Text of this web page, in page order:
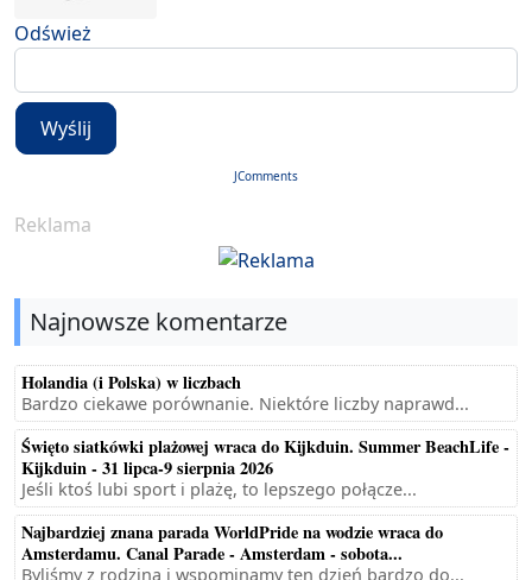
Odśwież
Wyślij
JComments
Reklama
Najnowsze komentarze
Holandia (i Polska) w liczbach
Bardzo ciekawe porównanie. Niektóre liczby naprawd...
Święto siatkówki plażowej wraca do Kijkduin. Summer BeachLife -
Kijkduin - 31 lipca-9 sierpnia 2026
Jeśli ktoś lubi sport i plażę, to lepszego połącze...
Najbardziej znana parada WorldPride na wodzie wraca do
Amsterdamu. Canal Parade - Amsterdam - sobota...
Byliśmy z rodziną i wspominamy ten dzień bardzo do...